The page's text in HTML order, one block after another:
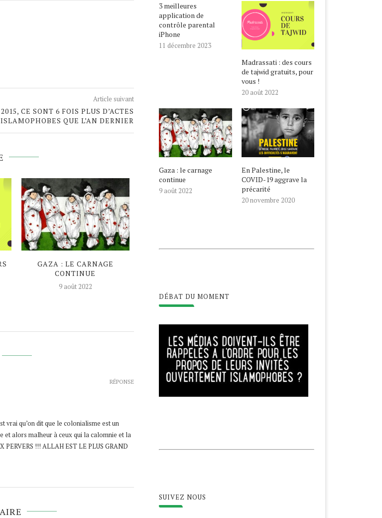
Article suivant
CE SONT 6 FOIS PLUS D’ACTES
ISLAMOPHOBES QUE L’AN DERNIER
GAZA : LE CARNAGE
CONTINUE
9 août 2022
vrai qu’on dit que le colonialisme est un
et alors malheur à ceux qui la calomnie et la
PERVERS !!! ALLAH EST LE PLUS GRAND
RÉPONSE
3 meilleures
application de
contrôle parental
iPhone
11 décembre 2023
Madrassati : des cours
de tajwid gratuits, pour
vous !
20 août 2022
Gaza : le carnage
continue
9 août 2022
En Palestine, le
COVID-19 aggrave la
précarité
20 novembre 2020
DÉBAT DU MOMENT
SUIVEZ NOUS